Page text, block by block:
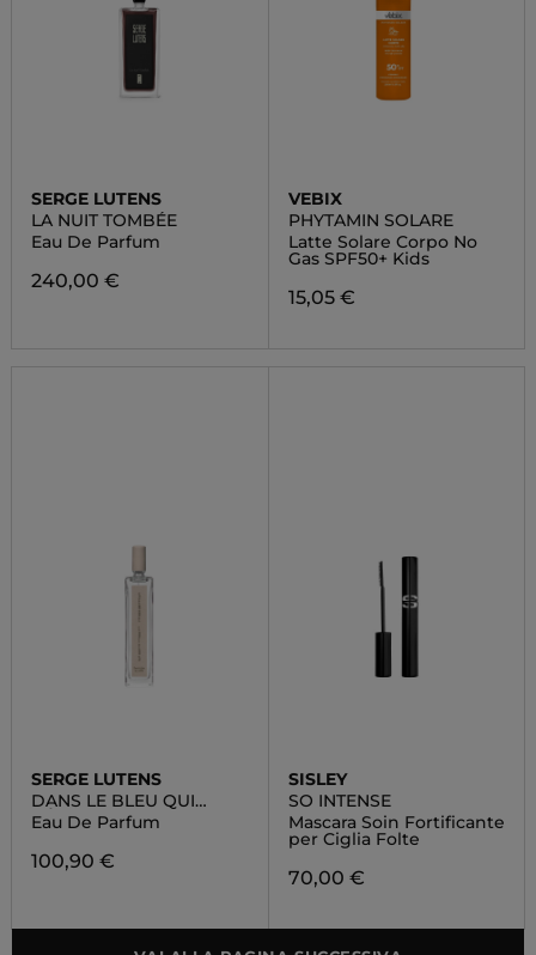
SERGE LUTENS
LA NUIT TOMBÉE
Eau De Parfum
240,00 €
VEBIX
PHYTAMIN SOLARE
Latte Solare Corpo No
Gas SPF50+ Kids
15,05 €
SERGE LUTENS
DANS LE BLEU QUI
PÉTILLE
Eau De Parfum
100,90 €
SISLEY
SO INTENSE
Mascara Soin Fortificante
per Ciglia Folte
70,00 €